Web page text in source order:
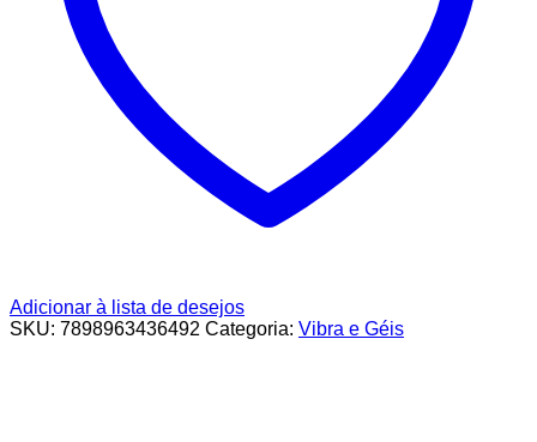
Adicionar à lista de desejos
SKU: 7898963436492 Categoria: Vibra e Géis